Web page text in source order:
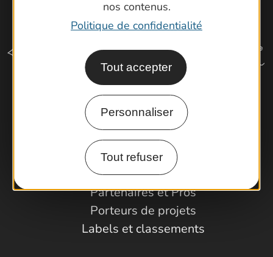
nos contenus.
Politique de confidentialité
Tout accepter
Personnaliser
Tout refuser
Comment venir ?
Espace Pro
Observatoire
Partenaires et Pros
Porteurs de projets
Labels et classements